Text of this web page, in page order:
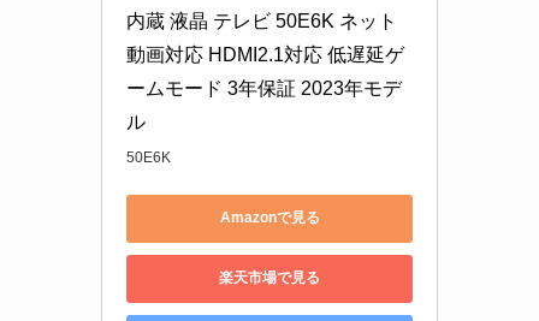
内蔵 液晶 テレビ 50E6K ネット
動画対応 HDMI2.1対応 低遅延ゲ
ームモード 3年保証 2023年モデ
ル
50E6K
Amazonで見る
楽天市場で見る